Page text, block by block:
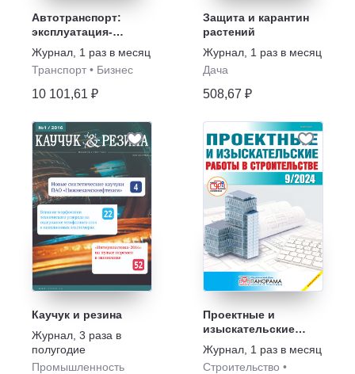
Автотранспорт:
эксплуатация-
обслуживание-
ремонт
Журнал 1 раз в месяц
Транспорт • Бизнес
10 101,61 ₽
Защита и карантин
растений
Журнал 1 раз в месяц
Дача
508,67 ₽
Каучук и резина
Журнал 3 раза в
полугодие
Промышленность
Проектные и
изыскательские
работы в
строительстве
Журнал 1 раз в месяц
Строительство •